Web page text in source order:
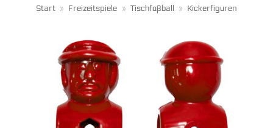
Start » Freizeitspiele » Tischfußball » Kickerfiguren